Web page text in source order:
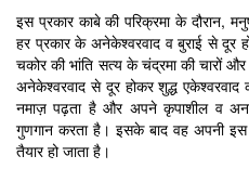
इस प्रकार काबे की परिक्रमा के दौरान,
हर प्रकार के अनेकेश्वरवाद व बुराई से दूर
चकोर की भांति सत्य के चंद्रमा की चारों
अनेकेश्वरवाद से दूर होकर शुद्ध
नमाज़ पढ़ता है और अपने कृपाशील व
गुणगान करता है। इसके बाद वह अपनी
तैयार हो जाता है।